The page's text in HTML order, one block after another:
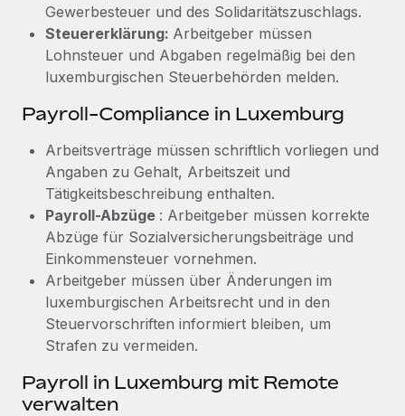
Gewerbesteuer und des Solidaritätszuschlags.
Steuererklärung: Arbeitgeber müssen
Lohnsteuer und Abgaben regelmäßig bei den
luxemburgischen Steuerbehörden melden.
Payroll-Compliance in Luxemburg
Arbeitsverträge müssen schriftlich vorliegen und
Angaben zu Gehalt, Arbeitszeit und
Tätigkeitsbeschreibung enthalten.
Payroll-Abzüge : Arbeitgeber müssen korrekte
Abzüge für Sozialversicherungsbeiträge und
Einkommensteuer vornehmen.
Arbeitgeber müssen über Änderungen im
luxemburgischen Arbeitsrecht und in den
Steuervorschriften informiert bleiben, um
Strafen zu vermeiden.
Payroll in Luxemburg mit Remote
verwalten